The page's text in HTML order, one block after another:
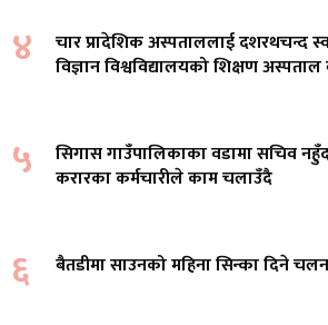
४
चार प्रादेशिक अस्पताललाई दशरथचन्द
विज्ञान विश्वविद्यालयको शिक्षण
५
सिगास गाउँपालिकाका वडामा सचिव
करारका कर्मचारीले काम चलाउँदै
६ बैतडीमा साउनको महिना सिन्का दिने चलन